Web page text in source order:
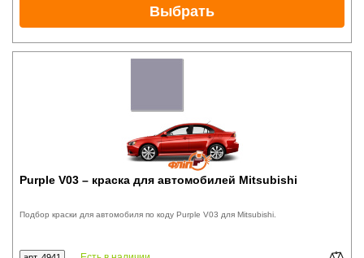
Выбрать
Purple V03 – краска для автомобилей Mitsubishi
Подбор краски для автомобиля по коду Purple V03 для Mitsubishi.